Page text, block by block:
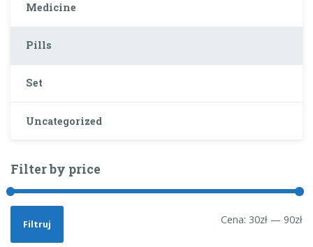
Medicine
Pills
Set
Uncategorized
Filter by price
Filtruj Cena: 30zł — 90zł